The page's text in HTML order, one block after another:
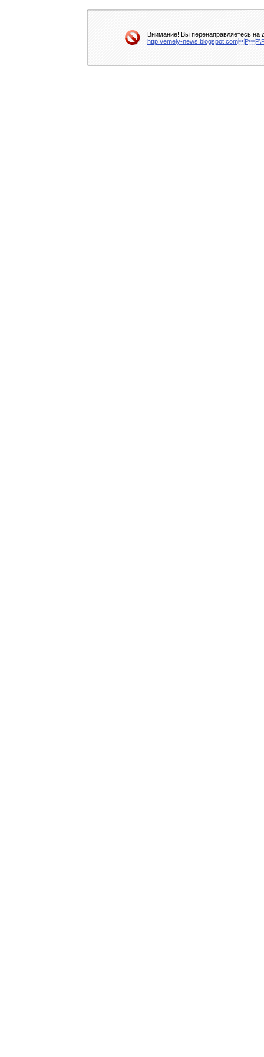
Внимание! Вы перенаправляетесь на
http://emely-